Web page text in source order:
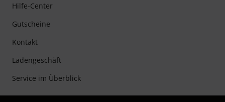
Hilfe-Center
Gutscheine
Kontakt
Ladengeschäft
Service im Überblick